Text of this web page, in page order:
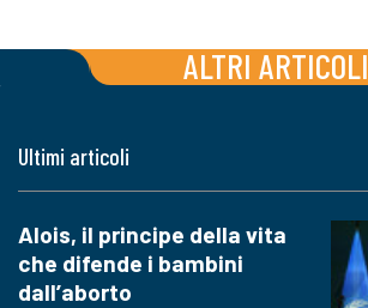
ALTRI ARTICOLI
Ultimi articoli
Alois, il principe della vita
che difende i bambini
dall’aborto